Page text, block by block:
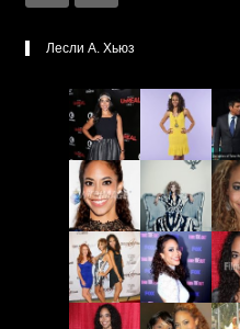
Лесли А. Хьюз